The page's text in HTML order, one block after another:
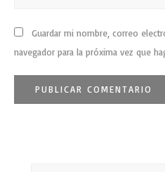
Guardar mi nombre, correo
navegador para la próxima vez que